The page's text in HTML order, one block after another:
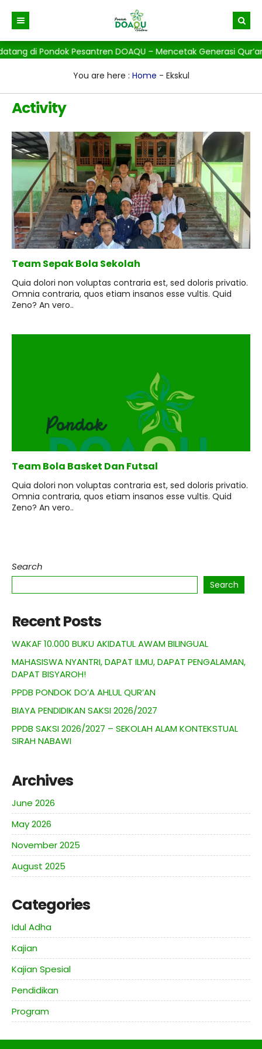
Beranda
Gallery
di Pondok Pesantren DOAQU – Mencetak Generasi
You are here : Home - Ekskul
Activity
Team Sepak Bola Sekolah
Quia dolori non voluptas contraria est, sed doloris privatio.
Omnia contraria, quos etiam insanos esse vultis. Quid
Zeno? An vero..
Team Bola Basket Dan Futsal
Quia dolori non voluptas contraria est, sed doloris privatio.
Omnia contraria, quos etiam insanos esse vultis. Quid
Zeno? An vero..
Search
Search
Recent Posts
WAKAF 10.000 BUKU AKIDATUL AWAM BILINGUAL
MAHASISWA NYANTRI, DAPAT ILMU, DAPAT PENGALAMAN,
DAPAT BISYAROH!
PPDB PONDOK DO’A AHLUL QUR’AN
BIAYA PENDIDIKAN SAKSI 2026/2027
PPDB SAKSI 2026/2027 – SEKOLAH ALAM KONTEKSTUAL
SIRAH NABAWI
Archives
June 2026
May 2026
November 2025
August 2025
Categories
Idul Adha
Kajian
Kajian Spesial
Pendidikan
Program